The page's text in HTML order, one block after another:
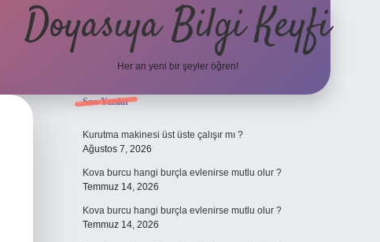
Doyasıya Bilgi Keyfi
Her an yeni bir şeyler öğren!
Sidebar
Son Yazılar
Kurutma makinesi üst üste çalışır mı ?
Ağustos 7, 2026
Kova burcu hangi burçla evlenirse mutlu olur ?
Temmuz 14, 2026
Kova burcu hangi burçla evlenirse mutlu olur ?
Temmuz 14, 2026